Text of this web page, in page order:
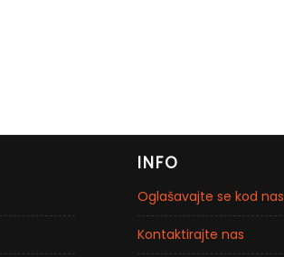
INFO
Oglašavajte se kod nas
Kontaktirajte nas